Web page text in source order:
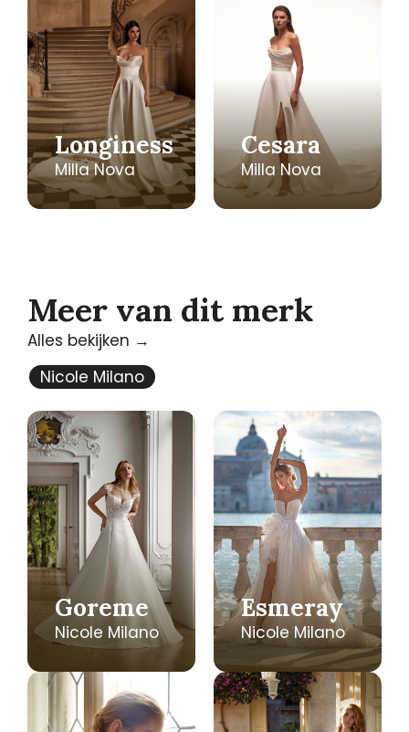
Longiness
Milla Nova
Cesara
Milla Nova
Meer van dit merk
Alles bekijken →
Nicole Milano
Goreme
Nicole Milano
Esmeray
Nicole Milano